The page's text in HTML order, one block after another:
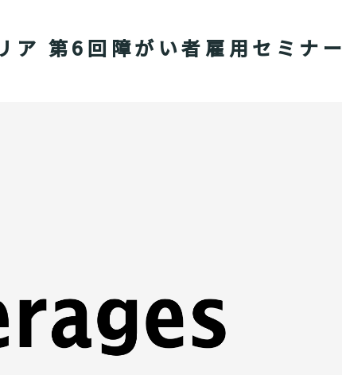
ア 第6回障がい者雇用セミナー